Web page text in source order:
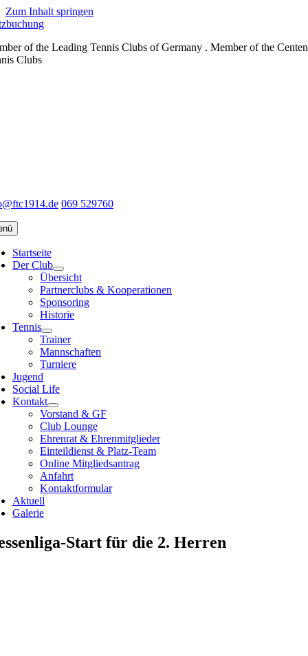
Zum Inhalt springen
of the Leading Tennis Clubs of Germany . Member of the
Clubs
069 529760
Startseite
Der Club
Übersicht
Partnerclubs & Kooperationen
Sponsoring
Historie
Tennis
Trainer
Mannschaften
Turniere
Jugend
Social Life
Kontakt
Vorstand & GF
Club Lounge
Ehrenrat & Ehrenmitglieder
Einteildienst & Platz-Team
Online Mitgliedsantrag
Anfahrt
Kontaktformular
Aktuell
Galerie
Start für die 2. Herren